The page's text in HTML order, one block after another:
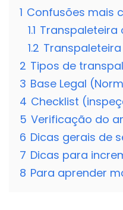
1 Confusões mais
1.1 Transpaleteira
1.2
2 Tipos de
3 Base Legal
4 Checklist
5 Verificação do
6 Dicas gerais de
7 Dicas para
8 Para aprender